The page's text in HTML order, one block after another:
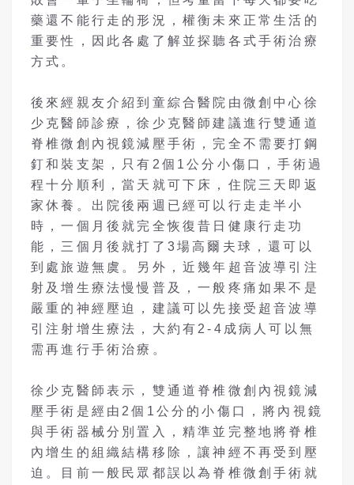
藥還不能行走的形況，權衡未來正常生活的
重要性，因此各處了解並探聽各式手術治療
方式。
後來經親友介紹到童綜合醫院由微創中心徐
少克醫師診療，徐少克醫師建議進行雙通道
脊椎微創內視鏡減壓手術，完全不需要打鋼
釘和裝支架，只有2個1公分小傷口，手術過
程十分順利，當天就可下床，住院三天即返
家休養。出院後兩週已經可以行走走半小
時，一個月後就完全恢復昔日健康行走功
能，三個月後就打了3場高爾夫球，還可以
到處旅遊無虞。另外，近幾年超音波導引注
射及增生療法慢慢普及，一般疼痛如果不是
嚴重的神經壓迫，建議可以先接受超音波導
引注射增生療法，大約有2-4成病人可以無
需再進行手術治療。
徐少克醫師表示，雙通道脊椎微創內視鏡減
壓手術是經由2個1公分的小傷口，將內視鏡
與手術器械分別置入，精準並完整地將脊椎
內增生的組織結構移除，讓神經不再受到壓
迫。目前一般民眾都誤以為脊椎微創手術就